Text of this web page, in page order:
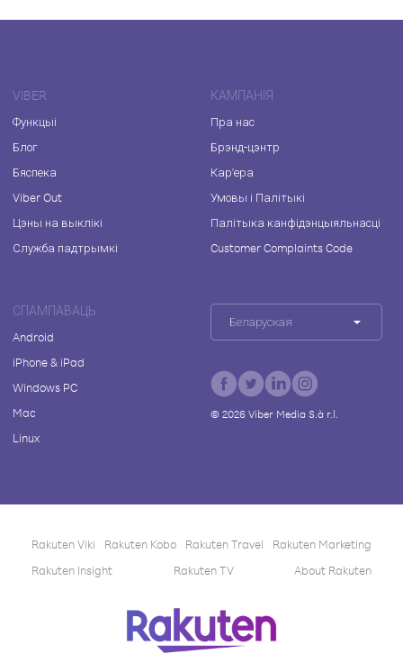
VIBER
Функцыі
Блог
Бяспека
Viber Out
Цэны на выклікі
Служба падтрымкі
КАМПАНІЯ
Пра нас
Брэнд-цэнтр
Кар'ера
Умовы і Палітыкі
Палітыка канфідэнцыяльнасці
Customer Complaints Code
СПАМПАВАЦЬ
Android
iPhone & iPad
Windows PC
Mac
Linux
Беларуская
© 2026Viber Media S.à r.l.
Rakuten Viki Rakuten Kobo Rakuten Travel
Rakuten Marketing
Rakuten Insight
Rakuten TV About Rakuten